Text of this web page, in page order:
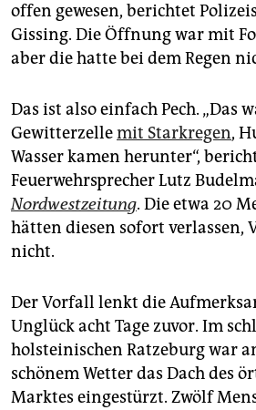
offen gewesen, berichtet
Gissing. Die Öffnung war mit
aber die hatte bei dem Regen
Das ist also einfach Pech. „Das
Gewitterzellemit Starkregen,
Wasser kamen herunter“,
Feuerwehrsprecher Lutz
Nordwestzeitung. Die etwa 20
hätten diesen sofort verlassen,
nicht.
Der Vorfall lenkt die
Unglück acht Tage zuvor. Im
holsteinischen Ratzeburg war
schönem Wetter das Dach des
Marktes eingestürzt. Zwölf